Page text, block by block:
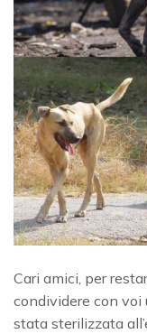
Cari amici, per
condividere con voi
stata sterilizzata